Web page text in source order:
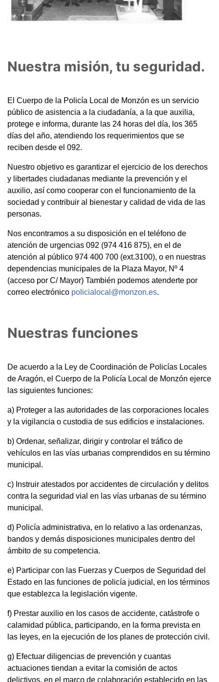
Nuestra misión, tu seguridad.
El Cuerpo de la Policía Local de Monzón es un servicio
público de asistencia a la ciudadanía, a la que auxilia,
protege e informa, durante las 24 horas del día, los 365
días del año, atendiendo los requerimientos que se
reciben desde el 092.
Nuestro objetivo es garantizar el ejercicio de los derechos
y libertades ciudadanas mediante la prevención y el
auxilio, así como cooperar con el funcionamiento de la
sociedad y contribuir al bienestar y calidad de vida de las
personas.
Nos encontramos a su disposición en el teléfono de
atención de urgencias 092 (974 416 875), en el de
atención al público 974 400 700 (ext.3100), o en nuestras
dependencias municipales de la Plaza Mayor, Nº 4
(acceso por C/ Mayor) También podemos atenderte por
correo electrónico policialocal@monzon.es.
Nuestras funciones
De acuerdo a la Ley de Coordinación de Policías Locales
de Aragón, el Cuerpo de la Policía Local de Monzón ejerce
las siguientes funciones:
a) Proteger a las autoridades de las corporaciones locales
y la vigilancia o custodia de sus edificios e instalaciones.
b) Ordenar, señalizar, dirigir y controlar el tráfico de
vehículos en las vías urbanas comprendidos en su término
municipal.
c) Instruir atestados por accidentes de circulación y delitos
contra la seguridad vial en las vías urbanas de su término
municipal.
d) Policía administrativa, en lo relativo a las ordenanzas,
bandos y demás disposiciones municipales dentro del
ámbito de su competencia.
e) Participar con las Fuerzas y Cuerpos de Seguridad del
Estado en las funciones de policía judicial, en los términos
que establezca la legislación vigente.
f) Prestar auxilio en los casos de accidente, catástrofe o
calamidad pública, participando, en la forma prevista en
las leyes, en la ejecución de los planes de protección civil.
g) Efectuar diligencias de prevención y cuantas
actuaciones tiendan a evitar la comisión de actos
delictivos, en el marco de colaboración establecido en las